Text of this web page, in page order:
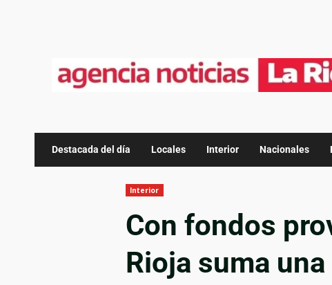
Destacada del día Locales Interior Nacionales
Interior
Con fondos
Rioja suma una